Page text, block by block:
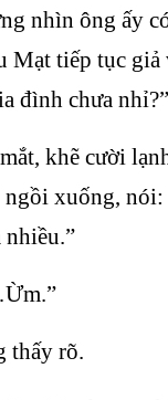
nhìn ông ấy
Mạt tiếp tục giả
đình chưa nhỉ?”
khẽ cười
xuống, nói:
nhiều.”
thấy rõ.